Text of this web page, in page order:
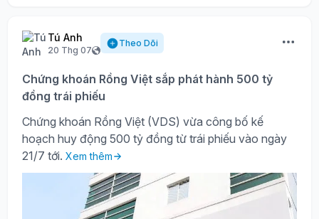
Tú Anh
20 Thg 07
Theo Dõi
Chứng khoán Rồng Việt sắp phát hành 500 tỷ
đồng trái phiếu
Chứng khoán Rồng Việt (VDS) vừa công bố kế
hoạch huy động 500 tỷ đồng từ trái phiếu vào ngày
21/7 tới. Xem thêm